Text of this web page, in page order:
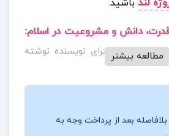
لند باشید.
دانش و مشروعیت در اسلام:
رساله‌ی دکترای نویسنده نوشته
اسلام می‌پردازد. فیرحی در این
تاریخی، فلسفی و فقهی، به تحلیل
حکومتی در جوامع اسلامی و
مطالعه بیشتر
بلافاصله بعد از پرداخت وجه به